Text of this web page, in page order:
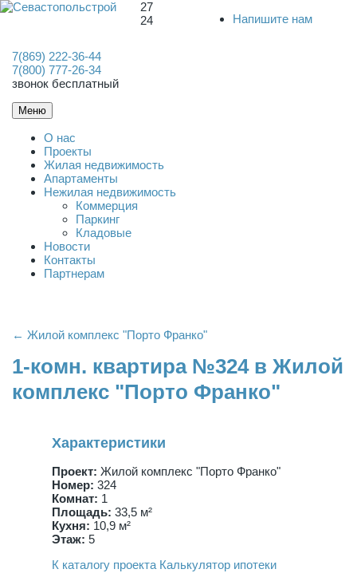
27
24
Напишите нам
7(869) 222-36-44
7(800) 777-26-34
звонок бесплатный
Меню
О нас
Проекты
Жилая недвижимость
Апартаменты
Нежилая недвижимость
Коммерция
Паркинг
Кладовые
Новости
Контакты
Партнерам
← Жилой комплекс "Порто Франко"
1-комн. квартира №324 в Жилой
комплекс "Порто Франко"
Характеристики
Проект: Жилой комплекс "Порто Франко"
Номер: 324
Комнат: 1
Площадь: 33,5 м²
Кухня: 10,9 м²
Этаж: 5
К каталогу проекта Калькулятор ипотеки